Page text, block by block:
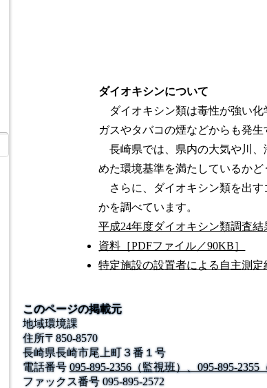
ダイオキシンについて
ダイオキシン類は毒性が強い化
ガスやタバコの煙などからも発生
長崎県では、県内の大気や川、
めた環境基準を満たしているかど
さらに、ダイオキシン類を出す
かを調べています。
平成24年度ダイオキシン類調査結
資料［PDFファイル／90KB］
特定施設の設置者による自主測定
このページの掲載元
地域環境課
住所〒850-8570
長崎県長崎市尾上町３番１号
電話番号 095-895-2356（監視班）、095-895-2355
ファックス番号095-895-2572
公式SNS